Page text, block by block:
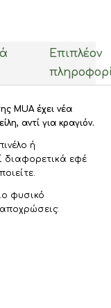
Επιπλέον
MUA έχει νέα
αντί για κραγιόν.
ή
διαφορετικά εφέ
φυσικό